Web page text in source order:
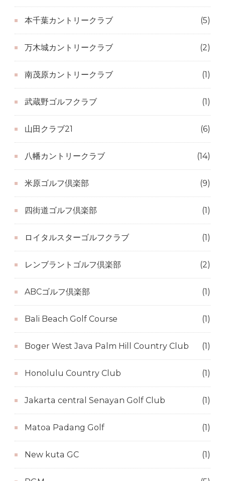
本千葉カントリークラブ (5)
万木城カントリークラブ (2)
南茂原カントリークラブ (1)
武蔵野ゴルフクラブ (1)
山田クラブ21 (6)
八幡カントリークラブ (14)
米原ゴルフ倶楽部 (9)
四街道ゴルフ倶楽部 (1)
ロイタルスターゴルフクラブ (1)
レンブラントゴルフ倶楽部 (2)
ABCゴルフ倶楽部 (1)
Bali Beach Golf Course (1)
Boger West Java Palm Hill Country Club (1)
Honolulu Country Club (1)
Jakarta central Senayan Golf Club (1)
Matoa Padang Golf (1)
New kuta GC (1)